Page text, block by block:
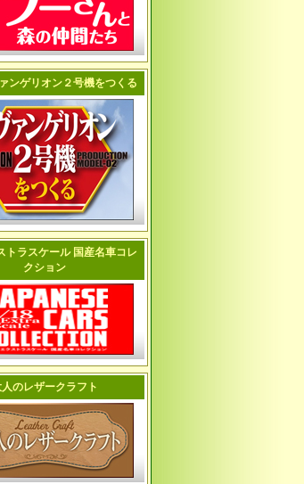
ンゲリオン２号機をつくる
トラスケール 国産名車コレ
クション
のレザークラフト